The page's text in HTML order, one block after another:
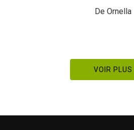
De Ornella
VOIR PLUS